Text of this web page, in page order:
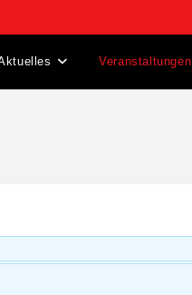
Veranstaltungen